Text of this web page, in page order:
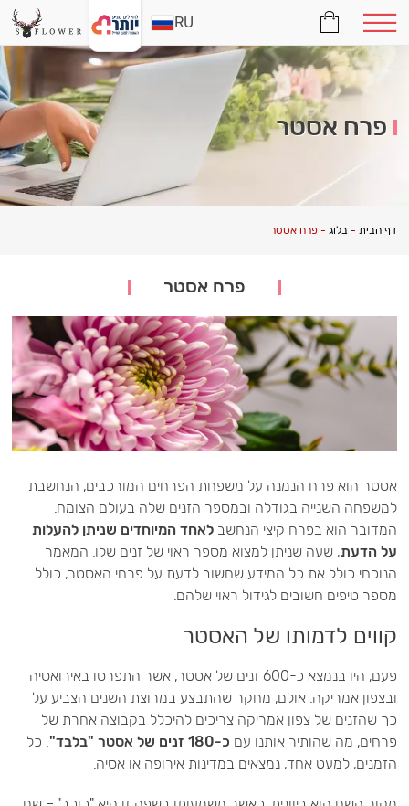
פרח אסטר
דף הבית - בלוג -פרח אסטר
פרח אסטר
אסטר הוא פרח הנמנה על משפחת הפרחים המורכבים, הנחשבת
למשפחה השנייה בגודלה ובמספר הזנים שלה בעולם הצומח.
המדובר הוא בפרח קיצי הנחשבלאחד המיוחדים שניתן להעלות
על הדעת, שעה שניתן למצוא מספר ראוי של זנים שלו. המאמר
הנוכחי כולל את כל המידע שחשוב לדעת על פרחי האסטר, כולל
מספר טיפים חשובים לגידול ראוי שלהם.
קווים לדמותו של האסטר
פעם, היו בנמצא כ-600 זנים של אסטר, אשר התפרסו באירואסיה
ובצפון אמריקה. אולם, מחקר שהתבצע במרוצת השנים הצביע על
כך שהזנים של צפון אמריקה צריכים להיכלל בקבוצה אחרת של
פרחים, מה שהותיר אותנו עם כ-180 זנים של אסטר "בלבד"
. כל
הזמנים, למעט אחד, נמצאים במדינות אירופה או אסיה.
RU